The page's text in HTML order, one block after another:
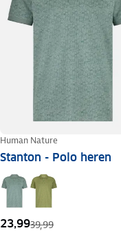
Human Nature
Stanton - Polo heren
23,9939,99